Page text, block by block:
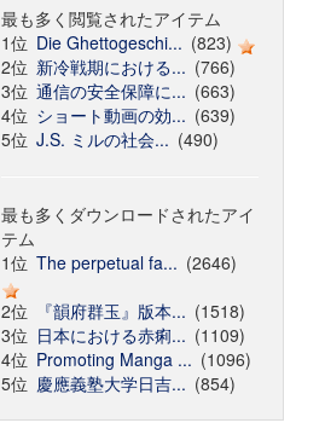
最も多く閲覧されたアイテム
1位 Die Ghettogeschi... (823)
2位 新冷戦期における... (766)
3位 通信の安全保障に... (663)
4位 ショート動画の効... (639)
5位 J.S. ミルの社会... (490)
最も多くダウンロードされたアイ
テム
1位 The perpetual fa... (2646)
2位
『韻府群玉』版本... (1518)
3位 日本における赤痢... (1109)
4位 Promoting Manga ... (1096)
5位 慶應義塾大学日吉... (854)